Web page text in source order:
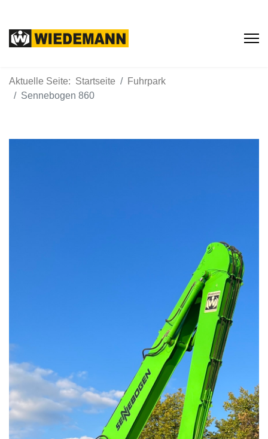
Aktuelle Seite: Startseite
Fuhrpark
Sennebogen 860